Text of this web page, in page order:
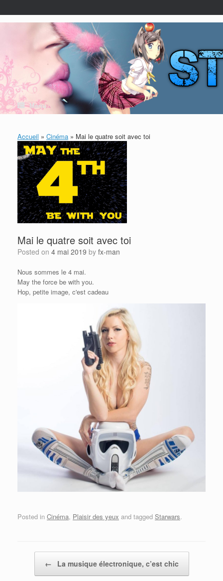
to
content
Menu
Accueil » Cinéma » Mai le quatre soit avec toi
Mai le quatre soit avec toi
Posted on 4 mai 2019 by fx-man
Nous sommes le 4 mai.
May the force be with you.
Hop, petite image, c'est cadeau
Posted in Cinéma, Plaisir des yeux and tagged Starwars.
← La musique électronique, c’est chic